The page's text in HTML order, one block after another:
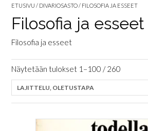
ETUSIVU / DIVARIOSASTO/ FILOSOFIA JA ESSEET
Filosofia ja esseet
Filosofia ja esseet
Näytetään tulokset 1–100 / 260